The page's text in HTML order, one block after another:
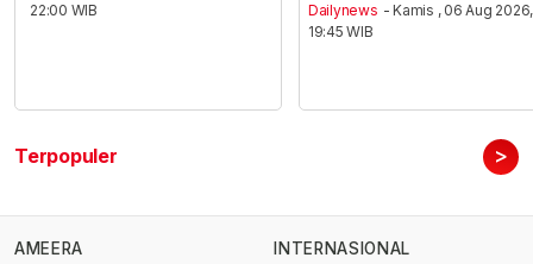
22:00 WIB
Dailynews - Kamis , 06 Aug 2026,
19:45 WIB
Terpopuler >
AMEERA
INTERNASIONAL